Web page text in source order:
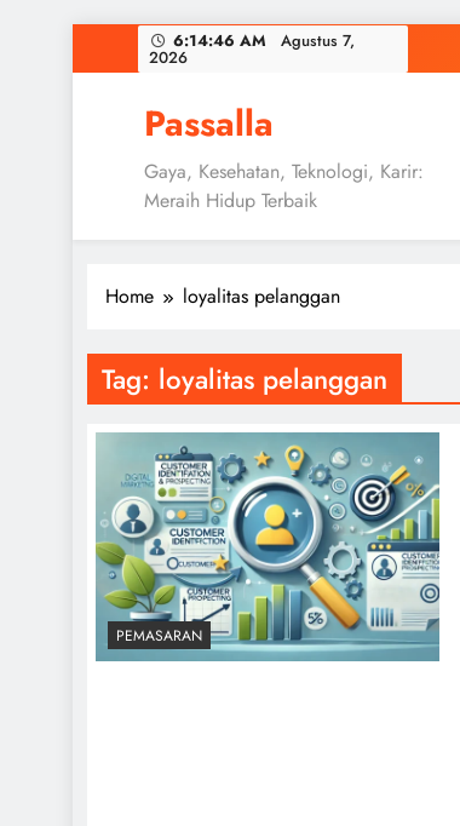
to
6:14:47 AM Agustus 7, 2026
Passalla
Gaya, Kesehatan, Teknologi, Karir:
Meraih Hidup Terbaik
Home loyalitas pelanggan
Tag: loyalitas pelanggan
PEMASARAN